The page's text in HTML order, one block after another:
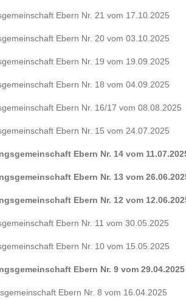
Ebern Nr. 21 vom 17.10.2025
Ebern Nr. 20 vom 03.10.2025
Ebern Nr. 19 vom 19.09.2025
Ebern Nr. 18 vom 04.09.2025
Ebern Nr. 16/17 vom 08.08.2025
Ebern Nr. 15 vom 24.07.2025
Ebern Nr. 14 vom
Ebern Nr. 13 vom
Ebern Nr. 12 vom
Ebern Nr. 11 vom 30.05.2025
Ebern Nr. 10 vom 15.05.2025
Ebern Nr. 9 vom 29.04.2025
Ebern Nr. 8 vom 16.04.2025